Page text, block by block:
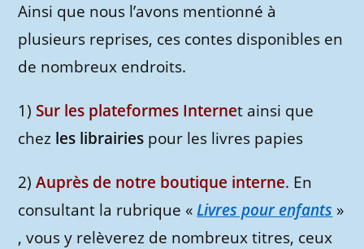
Ainsi que nous l’avons mentionné à
plusieurs reprises, ces contes disponibles en
de nombreux endroits.
1) Sur les plateformes Internet ainsi que
chez les librairies pour les livres papies
2)Auprès de notre boutique interne. En
consultant la rubrique «Livres pour enfants »
, vous y relèverez de nombreux titres, ceux